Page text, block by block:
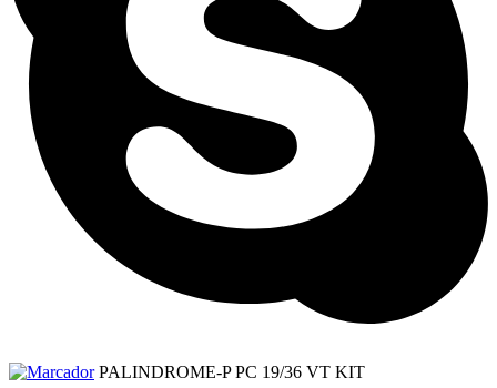
PALINDROME-P PC 19/36 VT KIT